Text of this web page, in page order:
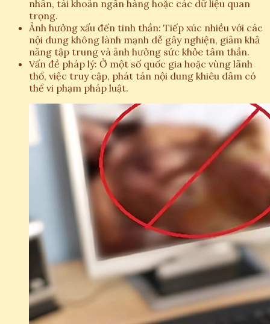
nhân, tài khoản ngân hàng hoặc các dữ liệu quan
trọng.
Ảnh hưởng xấu đến tinh thần: Tiếp xúc nhiều với các
nội dung không lành mạnh dễ gây nghiện, giảm khả
năng tập trung và ảnh hưởng sức khỏe tâm thần.
Vấn đề pháp lý: Ở một số quốc gia hoặc vùng lãnh
thổ, việc truy cập, phát tán nội dung khiêu dâm có
thể vi phạm pháp luật.